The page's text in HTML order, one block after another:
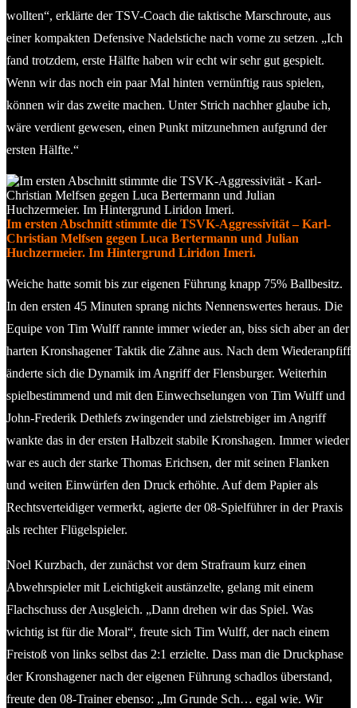
wollten“, erklärte der TSV-Coach die taktische Marschroute, aus
einer kompakten Defensive Nadelstiche nach vorne zu setzen. „Ich
fand trotzdem, erste Hälfte haben wir echt wir sehr gut gespielt.
Wenn wir das noch ein paar Mal hinten vernünftig raus spielen,
können wir das zweite machen. Unter Strich nachher glaube ich,
wäre verdient gewesen, einen Punkt mitzunehmen aufgrund der
ersten Hälfte.“
Im ersten Abschnitt stimmte die TSVK-Aggressivität – Karl-
Christian Melfsen gegen Luca Bertermann und Julian
Huchzermeier. Im Hintergrund Liridon Imeri.
Weiche hatte somit bis zur eigenen Führung knapp 75% Ballbesitz.
In den ersten 45 Minuten sprang nichts Nennenswertes heraus. Die
Equipe von Tim Wulff rannte immer wieder an, biss sich aber an der
harten Kronshagener Taktik die Zähne aus. Nach dem Wiederanpfiff
änderte sich die Dynamik im Angriff der Flensburger. Weiterhin
spielbestimmend und mit den Einwechselungen von Tim Wulff und
John-Frederik Dethlefs zwingender und zielstrebiger im Angriff
wankte das in der ersten Halbzeit stabile Kronshagen. Immer wieder
war es auch der starke Thomas Erichsen, der mit seinen Flanken
und weiten Einwürfen den Druck erhöhte. Auf dem Papier als
Rechtsverteidiger vermerkt, agierte der 08-Spielführer in der Praxis
als rechter Flügelspieler.
Noel Kurzbach, der zunächst vor dem Strafraum kurz einen
Abwehrspieler mit Leichtigkeit austänzelte, gelang mit einem
Flachschuss der Ausgleich. „Dann drehen wir das Spiel. Was
wichtig ist für die Moral“, freute sich Tim Wulff, der nach einem
Freistoß von links selbst das 2:1 erzielte. Dass man die Druckphase
der Kronshagener nach der eigenen Führung schadlos überstand,
freute den 08-Trainer ebenso: „Im Grunde Sch… egal wie. Wir